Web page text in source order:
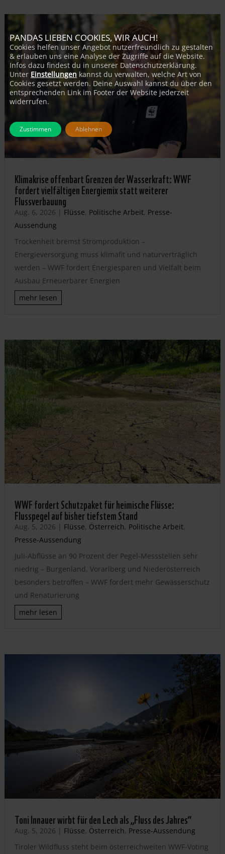
Klimakrise offenbart Grenzen der Wasserkraft: WWF
fordert vielfältigen Energiemix statt weiterer
Flussverbauung
Aug. 6, 2026 | Flüsse, Politische Arbeit, Presse-
Aussendung
Trockenheit bremst Stromproduktion –
Energieversorgung muss klimafit und naturverträglich
werden – WWF fordert Energiesparen und Vielfalt beim
Ausbau Erneuerbarer Energien
mehr lesen
WWF fordert Schutzpaket für heimische Flüsse:
Flusspegel auf bisher tiefstem Stand
Aug. 5, 2026 | Flüsse, Österreich, Politische Arbeit,
Presse-Aussendung
Juli-Abflüsse an 90 Prozent der Pegel-Messstellen sehr
niedrig – Burgenland, Vorarlberg und Niederösterreich
besonders betroffen – WWF fordert mehr Gewässerschutz
und Renaturierung
mehr lesen
Toni Innauer wirbt für den Lech als „Fluss des Jahres“
Aug. 5, 2026 | Flüsse, Österreich, Presse-Aussendung
Tiroler Wildfluss steht beim österreichweiten WWF-Voting
PANDAS LIEBEN COOKIES, WIR AUCH!
Cookies helfen unser Angebot nutzerfreundlich zu gestalten
& erlauben uns eine Analyse der Zugriffe auf die Website.
Infos dazu findest du in unserer Datenschutzerklärung.
Unter Einstellungen kannst du verwalten, welche Art von
Cookies gesetzt werden. Deine Auswahl kannst du über den
entsprechenden Link im Footer der Website jederzeit
widerrufen.
Zustimmen Ablehnen